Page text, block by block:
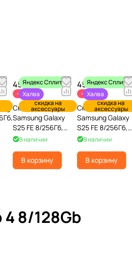
Яндекс Сплит
Халва
скидка на
аксессуары
45 490 ₽59 990 ₽
-24%
Смартфон
Samsung Galaxy
S25 FE 8/256Гб,
Черный
В наличии
В корзину
Яндекс Сплит
Халва
скидка на
аксессуары
45 490 ₽59 990 ₽
-24%
Смартфон
Samsung Galaxy
S25 FE 8/256Гб,
Синий
В наличии
В корзину
8/128Gb